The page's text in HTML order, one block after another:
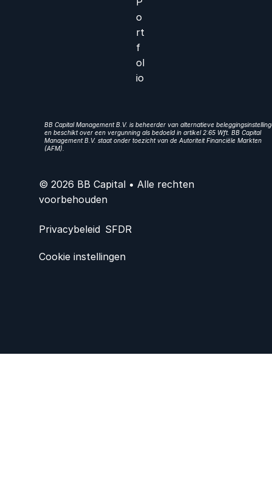
o
rt
f
ol
io
BB Capital Management B.V. is beheerder van alternatieve
en beschikt over een vergunning als bedoeld in artikel 2:65 Wft. BB Capital
Management B.V. staat onder toezicht van de Autoriteit Financiële Markten
(AFM).
© 2026 BB Capital • Alle rechten
voorbehouden
Privacybeleid SFDR
Cookie instellingen